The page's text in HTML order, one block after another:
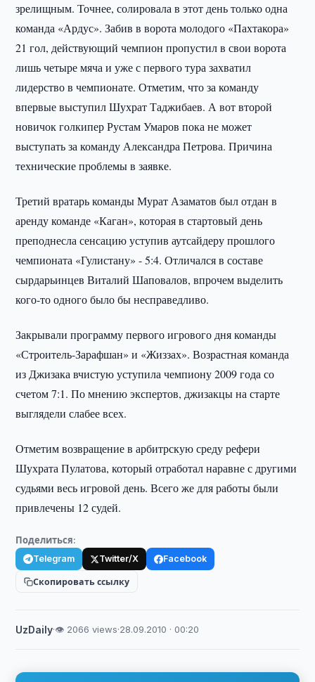
зрелищным. Точнее, солировала в этот день только одна
команда «Ардус». Забив в ворота молодого «Пахтакора»
21 гол, действующий чемпион пропустил в свои ворота
лишь четыре мяча и уже с первого тура захватил
лидерство в чемпионате. Отметим, что за команду
впервые выступил Шухрат Таджибаев. А вот второй
новичок голкипер Рустам Умаров пока не может
выступать за команду Александра Петрова. Причина
технические проблемы в заявке.
Третий вратарь команды Мурат Азаматов был отдан в
аренду команде «Каган», которая в стартовый день
преподнесла сенсацию уступив аутсайдеру прошлого
чемпионата «Гулистану» - 5:4. Отличался в составе
сырдарьинцев Виталий Шаповалов, впрочем выделить
кого-то одного было бы несправедливо.
Закрывали программу первого игрового дня команды
«Строитель-Зарафшан» и «Жиззах». Возрастная команда
из Джизака вчистую уступила чемпиону 2009 года со
счетом 7:1. По мнению экспертов, джизакцы на старте
выглядели слабее всех.
Отметим возвращение в арбитрскую среду рефери
Шухрата Пулатова, который отработал наравне с другими
судьями весь игровой день. Всего же для работы были
привлечены 12 судей.
Поделиться:
Telegram Twitter/X Facebook
Скопировать ссылку
UzDaily·👁 2066 views·28.09.2010 · 00:20